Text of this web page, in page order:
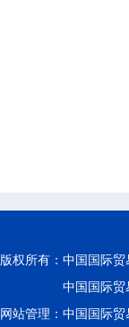
版权所有： 中国国际贸
中国国际贸
网站管理：中国国际